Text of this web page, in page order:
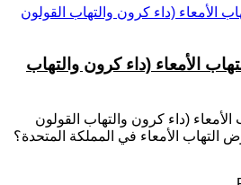
الأمعاء (داء كرون والتهاب
(داء كرون والتهاب القولون
التهاب الأمعاء في المملكة المتحدة؟